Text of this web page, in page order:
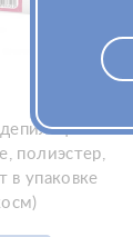
полиэстер,
в упаковке